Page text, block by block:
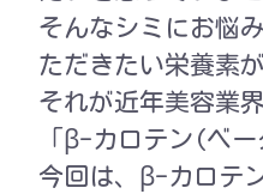
そんなシミにお悩
ただきたい栄養素
それが近年美容業
「β-カロテン(ベ
今回は、β-カロテ